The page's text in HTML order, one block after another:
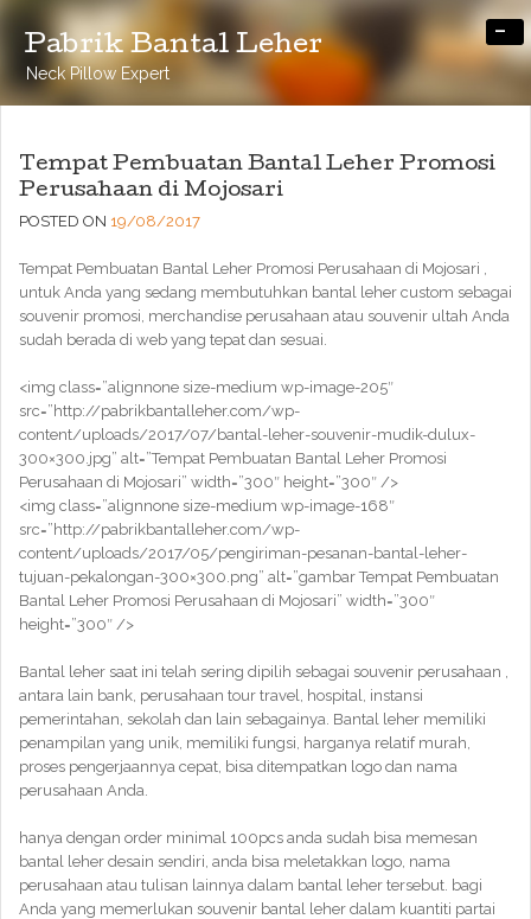
Pabrik Bantal Leher
Neck Pillow Expert
-
Tempat Pembuatan Bantal Leher Promosi
Perusahaan di Mojosari
POSTED ON 19/08/2017
Tempat Pembuatan Bantal Leher Promosi Perusahaan di Mojosari ,
untuk Anda yang sedang membutuhkan bantal leher custom sebagai
souvenir promosi, merchandise perusahaan atau souvenir ultah Anda
sudah berada di web yang tepat dan sesuai.
<img class=”alignnone size-medium wp-image-205″
src=”http://pabrikbantalleher.com/wp-
content/uploads/2017/07/bantal-leher-souvenir-mudik-dulux-
300×300.jpg” alt=”Tempat Pembuatan Bantal Leher Promosi
Perusahaan di Mojosari” width=”300″ height=”300″ />
<img class=”alignnone size-medium wp-image-168″
src=”http://pabrikbantalleher.com/wp-
content/uploads/2017/05/pengiriman-pesanan-bantal-leher-
tujuan-pekalongan-300×300.png” alt=”gambar Tempat Pembuatan
Bantal Leher Promosi Perusahaan di Mojosari” width=”300″
height=”300″ />
Bantal leher saat ini telah sering dipilih sebagai souvenir perusahaan ,
antara lain bank, perusahaan tour travel, hospital, instansi
pemerintahan, sekolah dan lain sebagainya. Bantal leher memiliki
penampilan yang unik, memiliki fungsi, harganya relatif murah,
proses pengerjaannya cepat, bisa ditempatkan logo dan nama
perusahaan Anda.
hanya dengan order minimal 100pcs anda sudah bisa memesan
bantal leher desain sendiri, anda bisa meletakkan logo, nama
perusahaan atau tulisan lainnya dalam bantal leher tersebut. bagi
Anda yang memerlukan souvenir bantal leher dalam kuantiti partai